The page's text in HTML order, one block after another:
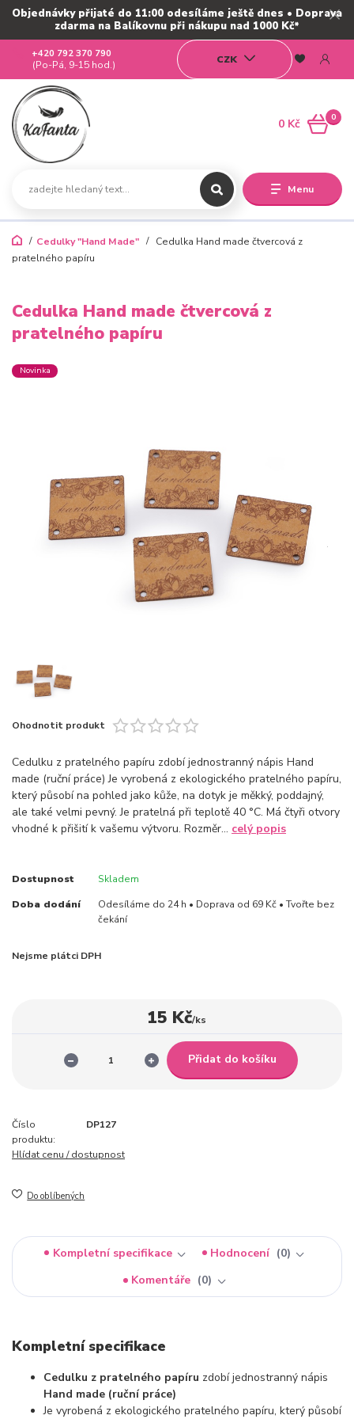
Objednávky přijaté do 11:00 odesíláme ještě dnes • Doprava
zdarma na Balíkovnu při nákupu nad 1000 Kč*
Menu
CZK
+420 792 370 790
(Po-Pá, 9-15 hod.)
0
0 Kč
Cedulky "Hand Made"
Cedulka Hand made čtvercová z
pratelného papíru
Cedulka Hand made čtvercová z
pratelného papíru
Novinka
Ohodnotit produkt
Cedulku z pratelného papíru zdobí jednostranný nápis Hand
made (ruční práce) Je vyrobená z ekologického pratelného papíru,
který působí na pohled jako kůže, na dotyk je měkký, poddajný,
ale také velmi pevný. Je pratelná při teplotě 40 °C. Má čtyři otvory
vhodné k přišití k vašemu výtvoru. Rozměr... celý popis
Dostupnost Skladem
Doba dodání
Odesíláme do 24 h • Doprava od 69 Kč • Tvořte bez
čekání
Nejsme plátci DPH
15 Kč/ks
Přidat do košíku
Číslo
produktu:
DP127
Hlídat cenu / dostupnost
Do oblíbených
Kompletní specifikace Hodnocení
0
Komentáře
0
Kompletní specifikace
Cedulku z pratelného papíru zdobí jednostranný nápis
Hand made (ruční práce)
Je vyrobená z ekologického pratelného papíru, který působí